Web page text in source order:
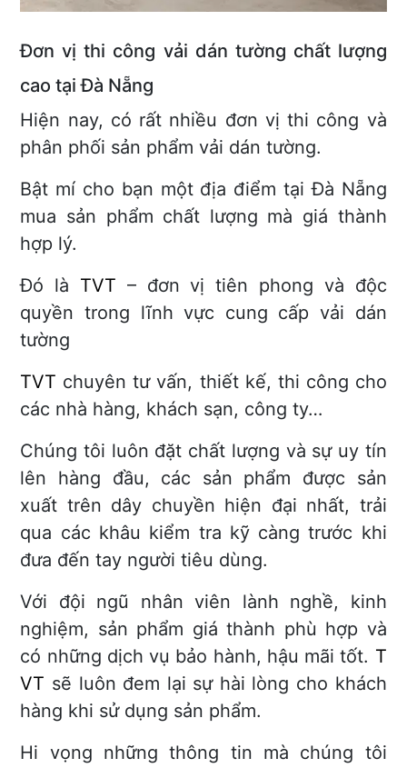
Đơn vị thi công vải dán tường chất lượng
cao tại Đà Nẵng
Hiện nay, có rất nhiều đơn vị thi công và
phân phối sản phẩm vải dán tường.
Bật mí cho bạn một địa điểm tại Đà Nẵng
mua sản phẩm chất lượng mà giá thành
hợp lý.
Đó là TVT – đơn vị tiên phong và độc
quyền trong lĩnh vực cung cấp vải dán
tường
TVT chuyên tư vấn, thiết kế, thi công cho
các nhà hàng, khách sạn, công ty…
Chúng tôi luôn đặt chất lượng và sự uy tín
lên hàng đầu, các sản phẩm được sản
xuất trên dây chuyền hiện đại nhất, trải
qua các khâu kiểm tra kỹ càng trước khi
đưa đến tay người tiêu dùng.
Với đội ngũ nhân viên lành nghề, kinh
nghiệm, sản phẩm giá thành phù hợp và
có những dịch vụ bảo hành, hậu mãi tốt. T
VT sẽ luôn đem lại sự hài lòng cho khách
hàng khi sử dụng sản phẩm.
Hi vọng những thông tin mà chúng tôi